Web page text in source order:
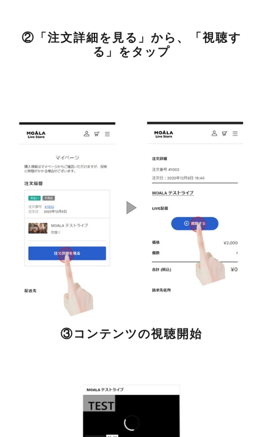
②「注文詳細を見る」から、「視聴す
る」をタップ
③コンテンツの視聴開始